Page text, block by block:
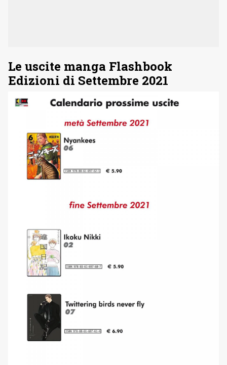
Le uscite manga Flashbook
Edizioni di Settembre 2021